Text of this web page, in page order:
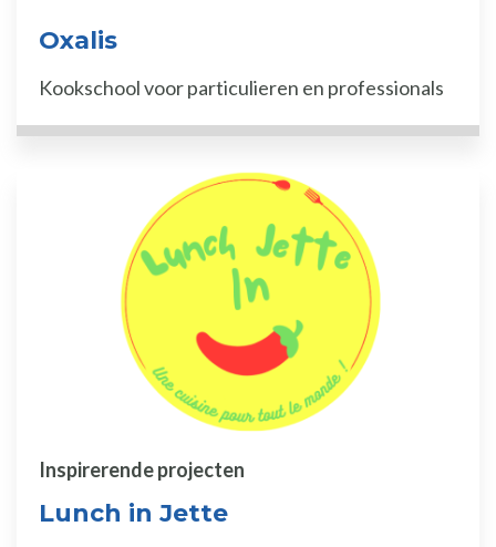
Oxalis
Kookschool voor particulieren en professionals
Lunch in Jette
Inspirerende projecten